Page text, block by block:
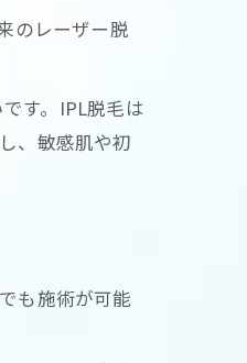
のレーザー脱
す。IPL脱毛は
、敏感肌や初
も施術が可能